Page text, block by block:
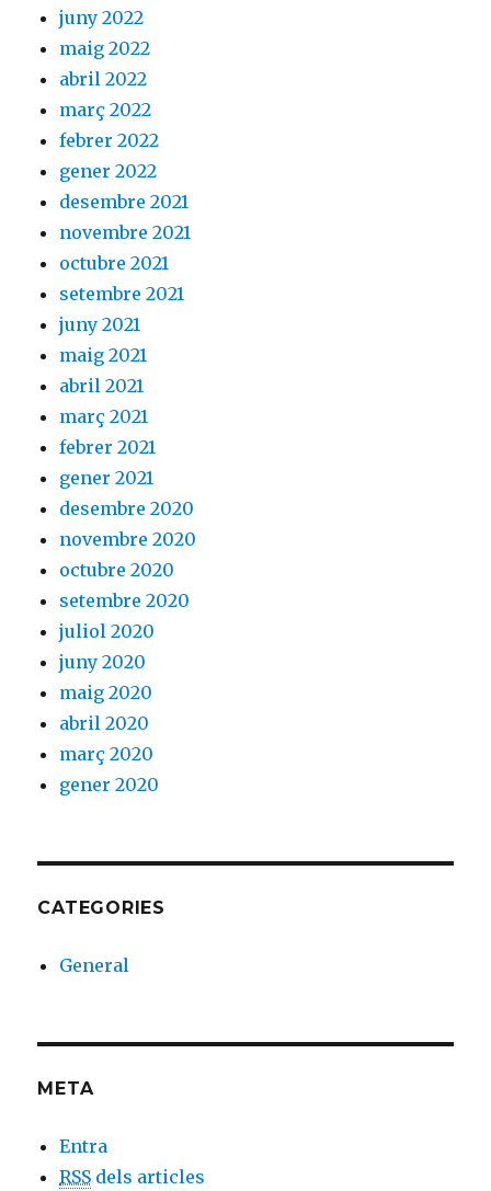
juny 2022
maig 2022
abril 2022
març 2022
febrer 2022
gener 2022
desembre 2021
novembre 2021
octubre 2021
setembre 2021
juny 2021
maig 2021
abril 2021
març 2021
febrer 2021
gener 2021
desembre 2020
novembre 2020
octubre 2020
setembre 2020
juliol 2020
juny 2020
maig 2020
abril 2020
març 2020
gener 2020
CATEGORIES
General
META
Entra
RSS dels articles